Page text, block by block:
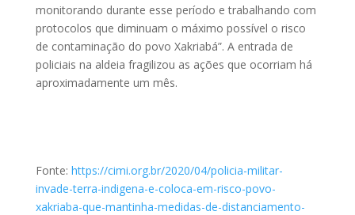
monitorando durante esse período e trabalhando com
protocolos que diminuam o máximo possível o risco
de contaminação do povo Xakriabá”. A entrada de
policiais na aldeia fragilizou as ações que ocorriam há
aproximadamente um mês.
Fonte: https://cimi.org.br/2020/04/policia-militar-
invade-terra-indigena-e-coloca-em-risco-povo-
xakriaba-que-mantinha-medidas-de-distanciamento-